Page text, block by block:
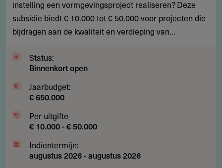
vormgevingsprojecten
en
ontwerpers
instelling een vormgevingsproject realiseren? Deze
subsidie biedt € 10.000 tot € 50.000 voor projecten die
bijdragen aan de kwaliteit en verdieping van...
Status:
Binnenkort open
Jaarbudget:
€ 650.000
Per uitgifte
€ 10.000 - € 50.000
Indientermijn:
augustus 2026-augustus 2026